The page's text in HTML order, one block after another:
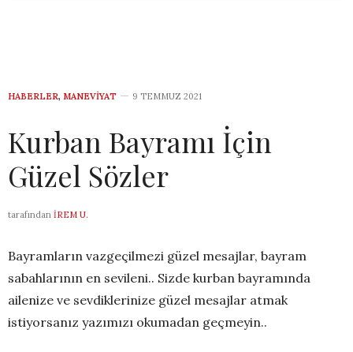
HABERLER, MANEVIYAT 9 TEMMUZ 2021
Kurban Bayramı İçin
Güzel Sözler
tarafından İREM U.
Bayramların vazgeçilmezi güzel mesajlar, bayram
sabahlarının en sevileni.. Sizde kurban bayramında
ailenize ve sevdiklerinize güzel mesajlar atmak
istiyorsanız yazımızı okumadan geçmeyin..